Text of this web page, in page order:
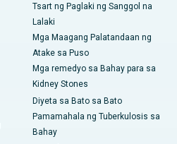
Tsart ng Paglaki ng Sanggol na
Lalaki
Mga Maagang Palatandaan ng
Atake sa Puso
Mga remedyo sa Bahay para sa
Kidney Stones
Diyeta sa Bato sa Bato
Pamamahala ng Tuberkulosis sa
Bahay